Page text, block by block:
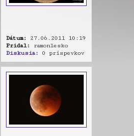
Dátum: 27.06.2011 10:19
Pridal: ramonlesko
Diskusia: 0 príspevkov